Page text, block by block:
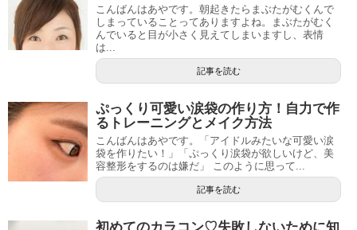
こんばんはあやです。朝起きたらまぶたがむくんで
しまっていることってありますよね。まぶたがむく
んでいると目が小さく見えてしまいますし、表情
は...
記事を読む
ぷっくり可愛い涙袋の作り方！自力で作
るトレーニングとメイク方法
こんばんはあやです。「アイドルみたいな可愛い涙
袋を作りたい！」「ぷっくり涙袋が欲しいけど、美
容整形をするのは嫌だ」 このように思って...
記事を読む
初めてのカラコン♡失敗しないために知